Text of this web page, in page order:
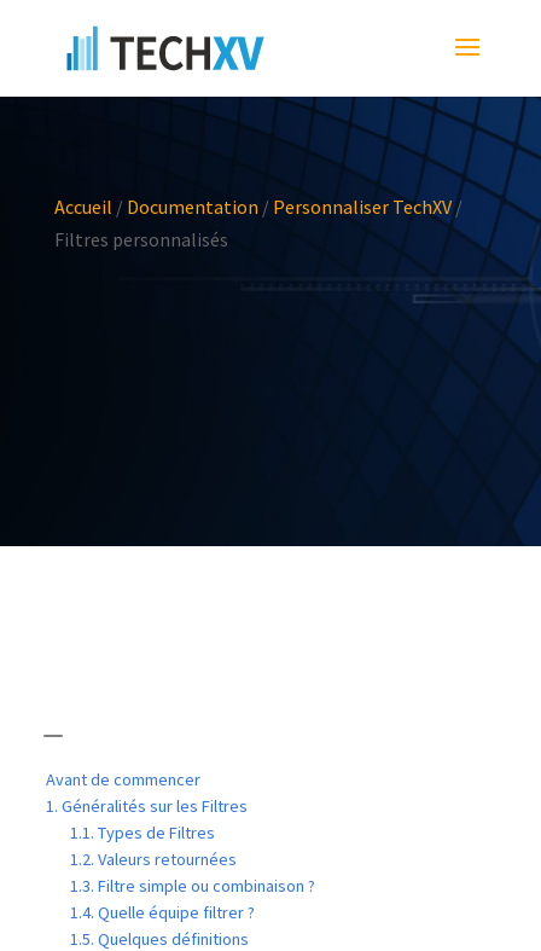
Accueil / Documentation / Personnaliser TechXV/
Filtres personnalisés
Avant de commencer
1. Généralités sur les Filtres
1.1. Types de Filtres
1.2. Valeurs retournées
1.3. Filtre simple ou combinaison ?
1.4. Quelle équipe filtrer ?
1.5. Quelques définitions